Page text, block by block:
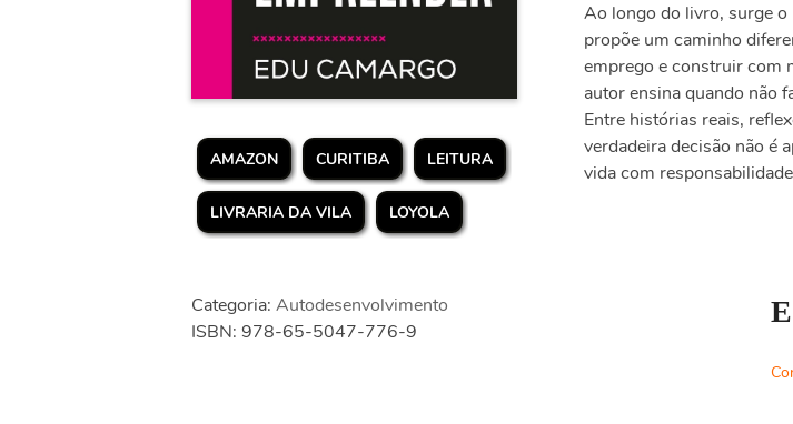
AMAZON CURITIBA LEITURA
LIVRARIA DA VILA LOYOLA
Ao longo do livro, surge
propõe um caminho
emprego e construir com
autor ensina quando não
Entre histórias reais,
verdadeira decisão não é
vida com
Categoria: Autodesenvolvimento
ISBN: 978-65-5047-776-9